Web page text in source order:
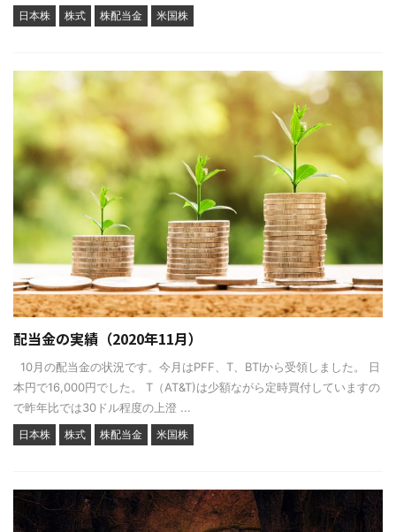
日本株 株式 株配当金 米国株
配当金の実績（2020年11月）
10月の配当金の状況です。今月はPFF、T、BTIから受領しました。 日
本円で16,000円でした。 T（AT&T)は少額ながら定時買付していますの
で昨年比では30ドル程度の上澄 ...
日本株 株式 株配当金 米国株